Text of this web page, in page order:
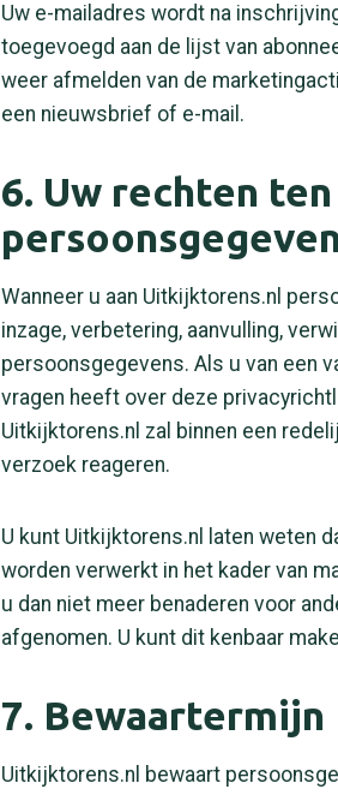
Uw e-mailadres wordt na
toegevoegd aan de lijst van
weer afmelden van de
een nieuwsbrief of e-mail.
6. Uw rechten
Wanneer u aan Uitkijktorens.nl
inzage, verbetering, aanvulling,
persoonsgegevens. Als u van een
vragen heeft over deze
Uitkijktorens.nl zal binnen een
verzoek reageren.
U kunt Uitkijktorens.nl laten weten
worden verwerkt in het kader van
u dan niet meer benaderen voor
afgenomen. U kunt dit kenbaar
7. Bewaartermijn
Uitkijktorens.nl bewaart